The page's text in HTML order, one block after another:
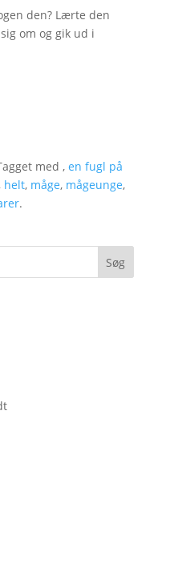
den? Lærte den
om og gik ud i
med , en fugl på
helt, måge, mågeunge,
.